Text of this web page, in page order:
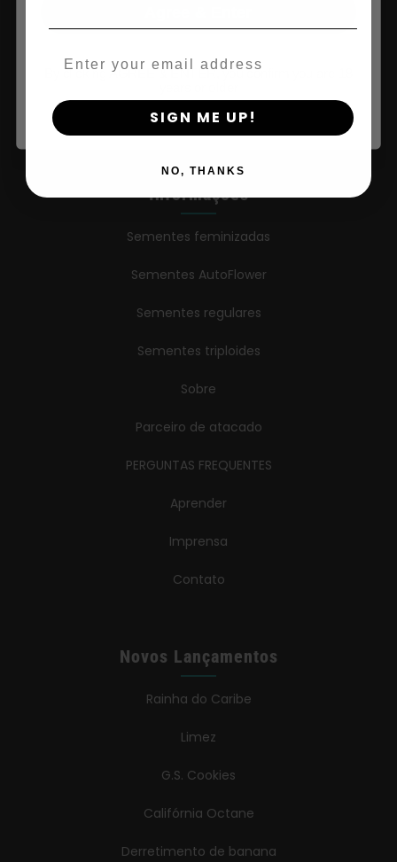
Varejistas
Informações
Sementes feminizadas
Sementes AutoFlower
Sementes regulares
Sementes triploides
Sobre
Parceiro de atacado
PERGUNTAS FREQUENTES
Aprender
Imprensa
Contato
Novos Lançamentos
Rainha do Caribe
Limez
G.S. Cookies
Califórnia Octane
Derretimento de banana
By clicking AGREE & ENTER, you confirm you are 18
SIGN ME UP!
NO, THANKS